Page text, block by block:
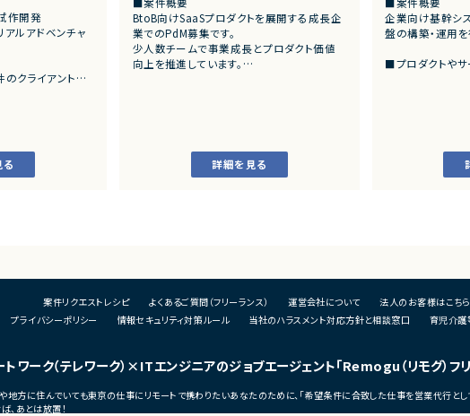
作開発
アルアドベンチャ
のクライアント開
BtoB向けSaaSプロダクトを展開する成長企
業でのPdM募集です。
少人数チームで事業成長とプロダクト価値
向上を推進しています。
・オンライン認証関連サービス
・新規サービス開発プロジェクト
析
・KPI設計、ロードマップ策定および運用
・エンジニア、デザイナー、CS、Biz、マーケティ
■募集背景
化に伴う体制増強
詳細を見る
企業向け基幹シ
盤の構築・運用を
■プロダクトや
・Databricks上
・各種データ検証
・周辺システム
■その他補足
案件リクエストレシピ よくあるご質問（フリーランス） 運営会社について 法人のお客様はこちら
プライバシーポリシー 情報セキュリティ対策ルール 当社のハラスメント対応方針と相談窓口 育児介護
ーク（テレワーク） ×ITエンジニアのジョブエージェント「Remogu（リモグ）フ
地方に住んでいても東京の仕事にリモートで携わりたいあなたのために、「希望条件に合致した仕事を営業代行とし
あとは放置！